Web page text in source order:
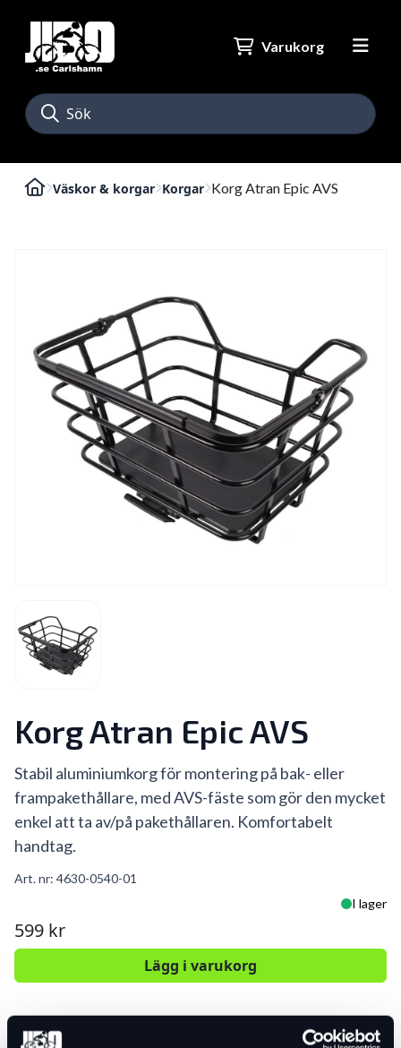
Varukorg
Väskor & korgar Korgar Korg Atran Epic AVS
Korg Atran Epic AVS
Stabil aluminiumkorg för montering på bak- eller
frampakethållare, med AVS-fäste som gör den mycket
enkel att ta av/på pakethållaren. Komfortabelt
handtag.
Art. nr: 4630-0540-01
I lager
599 kr
Lägg i varukorg